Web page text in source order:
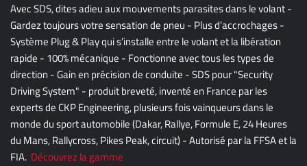
Avec SDS, dites adieu aux mouvements parasites dans le volant -
Gardez toujours votre sensation de pneu - Plus d’accrochages -
Système Plug & Play qui s’installe entre le volant et la libération
rapide - 100% mécanique - Fonctionne avec tous les types de
direction - Gain en précision de conduite - SDS pour "Security
Driving System" - produit breveté, inventé en France par les
experts de CKP Engineering, plusieurs fois vainqueurs dans le
monde du sport automobile (Dakar, Rallye, Formule E, 24 Heures
du Mans, Rallycross, Pikes Peak, circuit) - Autorisé par la FFSA et la
FIA. Découvrez la gamme